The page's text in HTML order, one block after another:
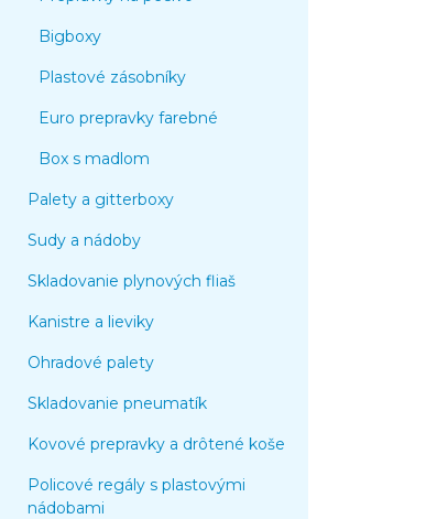
Bigboxy
Plastové zásobníky
Euro prepravky farebné
Box s madlom
Palety a gitterboxy
Sudy a nádoby
Skladovanie plynových fliaš
Kanistre a lieviky
Ohradové palety
Skladovanie pneumatík
Kovové prepravky a drôtené koše
Policové regály s plastovými
nádobami